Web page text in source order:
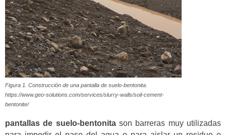
Figura 1. Construcción de una pantalla de suelo-bentonita.
https://www.geo-solutions.com/services/slurry-walls/soil-cement-
bentonite/
pantallas de suelo-bentonitason barreras muy utilizadas